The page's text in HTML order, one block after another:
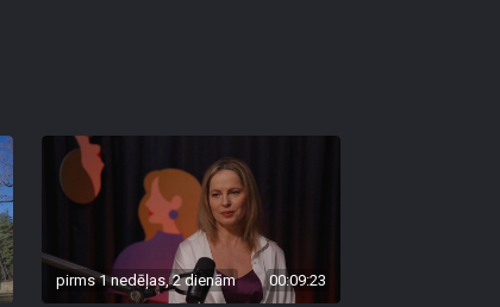
pirms 1 nedēļas, 2 dienām 00:09:23